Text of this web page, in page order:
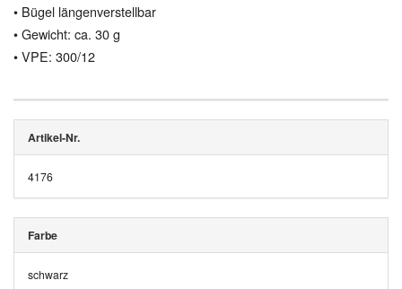
• Bügel längenverstellbar
• Gewicht: ca. 30 g
• VPE: 300/12
Artikel-Nr.
4176
Farbe
schwarz